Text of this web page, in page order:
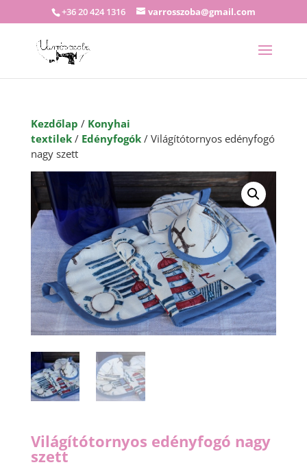
+36 20 424 1316 varrosszoba@gmail.com
Kezdőlap / Konyhai
textilek/ Edényfogók/ Világítótornyos edényfogó
nagy szett
Világítótornyos edényfogó nagy
szett